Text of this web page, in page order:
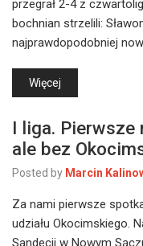
przegrał 2-4 z
bochnian strzelili:
najprawdopodobniej
Więcej
I liga. Pierwsze
ale bez
Posted by Marcin
Za nami pierwsze
udziału Okocimskiego.
Sandecji w Nowym